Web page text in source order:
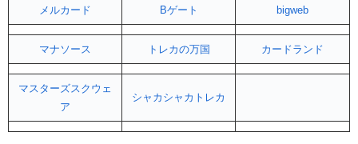
メルカード Bゲート bigweb
マナソース トレカの万国 カードランド
マスターズスクウェ
ア
シャカシャカトレカ